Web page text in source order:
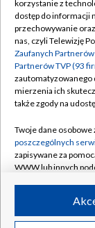
Abonament
Emisja w TVP
Centrum
Naziemna
Rada
System NOS
Informacje o
Program dla
korzystanie z
dostęp do informacji
przechowywanie
nas, czyli Telewizję
Zaufanych
Partnerów TVP (93
zautomatyzowanego
mierzenia ich
także zgody na
Twoje dane osobowe
poszczególnych
zapisywane za
WWW lub innych
ruchu w Internecie.